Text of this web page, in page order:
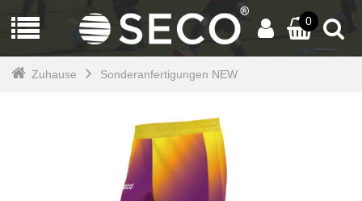
0
Zuhause Sonderanfertigungen NEW